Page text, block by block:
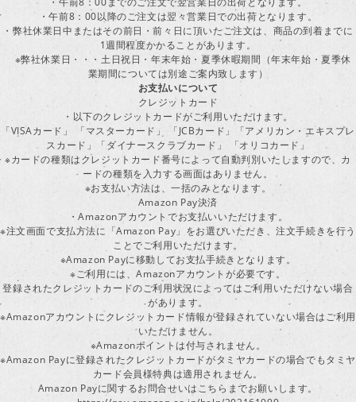
・午前8：00以降のご注文は翌々営業日での出荷となります。
・弊社休業日中またはその前日・前々日に頂いたご注文は、商品の到着までに
1週間程度かかることがあります。
※弊社休業日・・・土日祝日・年末年始・夏季休暇期間（年末年始・夏季休
業期間については別途ご案内致します）
お支払いについて
クレジットカード
・以下のクレジットカードがご利用いただけます。
「VISAカード」 「マスターカード」 「JCBカード」「アメリカン・エキスプレ
スカード」「ダイナースクラブカード」 「オリコカード」
※カードの種類はクレジットカード番号によって自動判別いたしますので、カ
ードの種類を入力する画面はありません。
※お支払い方法は、一括のみとなります。
Amazon Pay決済
・Amazonアカウントでお支払いいただけます。
※注文画面で支払方法に「Amazon Pay」をお選びいただき、注文手続きを行う
ことでご利用いただけます。
※Amazon Payに移動してお支払手続きとなります。
※ご利用には、Amazonアカウントが必要です。
登録されたクレジットカードのご利用状況によってはご利用いただけない場合
があります。
※Amazonアカウントにクレジットカード情報が登録されていない場合はご利用
いただけません。
※Amazonポイントは付与されません。
※Amazon Payに登録されたクレジットカードがタミヤカードの場合でもタミヤ
カード会員様特典は適用されません。
Amazon Payに関するお問合せいはこちらまでお願いします。